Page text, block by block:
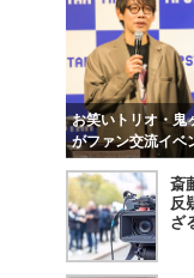
お笑いトリオ・鬼
がファン交流イベ
斎
反
ざ